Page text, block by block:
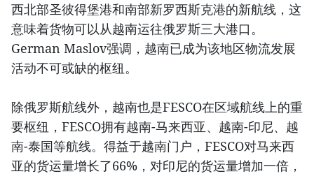
西北部圣彼得堡港和南部新罗西斯克港的新航线，这
意味着货物可以从越南运往俄罗斯三大港口。
German Maslov强调，越南已成为该地区物流发展
活动不可或缺的枢纽。
除俄罗斯航线外，越南也是FESCO在区域航线上的重
要枢纽，FESCO拥有越南-马来西亚、越南-印尼、越
南-泰国等航线。得益于越南门户，FESCO对马来西
亚的货运量增长了66%，对印尼的货运量增加一倍，